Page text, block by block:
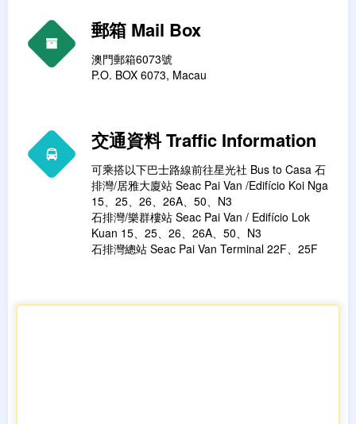
郵箱 Mail Box
澳門郵箱6073號
P.O. BOX 6073, Macau
交通資料 Traffic Information
可乘搭以下巴士路線前往星光社 Bus to Casa 石
排灣/居雅大廈站 Seac Pai Van /Edifício Koi Nga
15、25、26、26A、50、N3
石排灣/樂群樓站 Seac Pai Van / Edifício Lok
Kuan 15、25、26、26A、50、N3
石排灣總站 Seac Pai Van Terminal 22F、25F